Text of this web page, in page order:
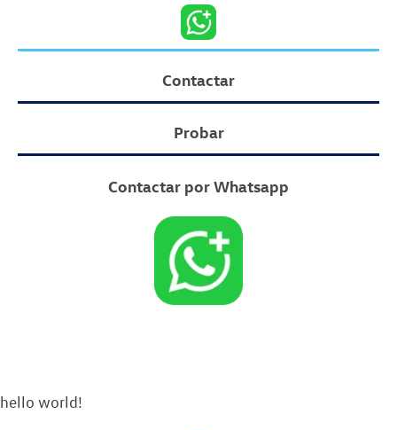
Contactar
Probar
Contactar por Whatsapp
hello world!